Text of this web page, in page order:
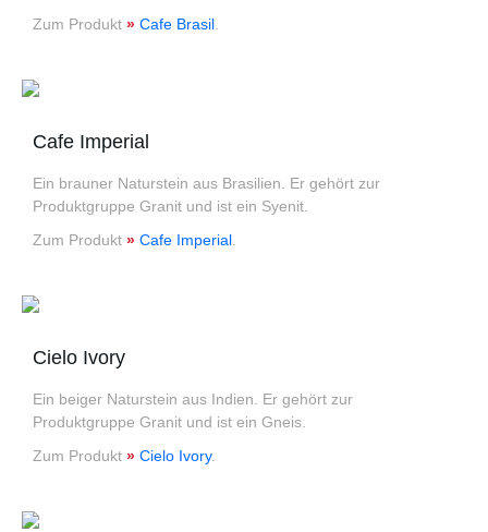
Zum Produkt » Cafe Brasil
Cafe Imperial
Ein brauner Naturstein aus Brasilien. Er gehört zur
Produktgruppe Granit und ist ein Syenit.
Zum Produkt » Cafe Imperial
Cielo Ivory
Ein beiger Naturstein aus Indien. Er gehört zur
Produktgruppe Granit und ist ein Gneis.
Zum Produkt » Cielo Ivory.